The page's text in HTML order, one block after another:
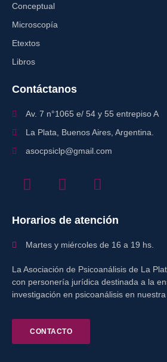
Conceptual
Microscopía
Etextos
Libros
Contáctanos
Av. 7 n°1065 e/ 54 y 55 entrepiso A
La Plata, Buenos Aires, Argentina.
asocpsiclp@gmail.com
Horarios de atención
Martes y miércoles de 16 a 19 hs.
La Asociación de Psicoanálisis de La
con personería jurídica destinada a la
investigación en psicoanálisis en
CONTACTO